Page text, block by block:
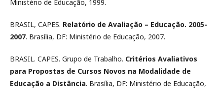
Ministério de Educação, 1999.
BRASIL, CAPES. Relatório de Avaliação – Educação. 2005-
2007. Brasília, DF: Ministério de Educação, 2007.
BRASIL. CAPES. Grupo de Trabalho. Critérios Avaliativos
para Propostas de Cursos Novos na Modalidade de
Educação a Distância. Brasília, DF: Ministério de Educação,